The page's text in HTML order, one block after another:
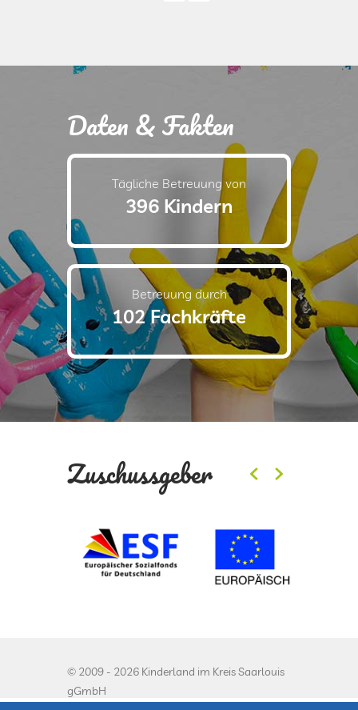
Daten & Fakten
Tägliche Betreuung von
396 Kindern
Betreuung durch
102 Fachkräfte
Zuschussgeber
© 2009 - 2026 Kinderland im Kreis Saarlouis
gGmbH